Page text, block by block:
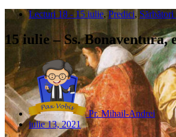
Lecturi 18 - 15 iulie, Predici,
15 iulie – Ss. Bonaventura,
Pr. Mihail-Andrei
iulie 13, 2021